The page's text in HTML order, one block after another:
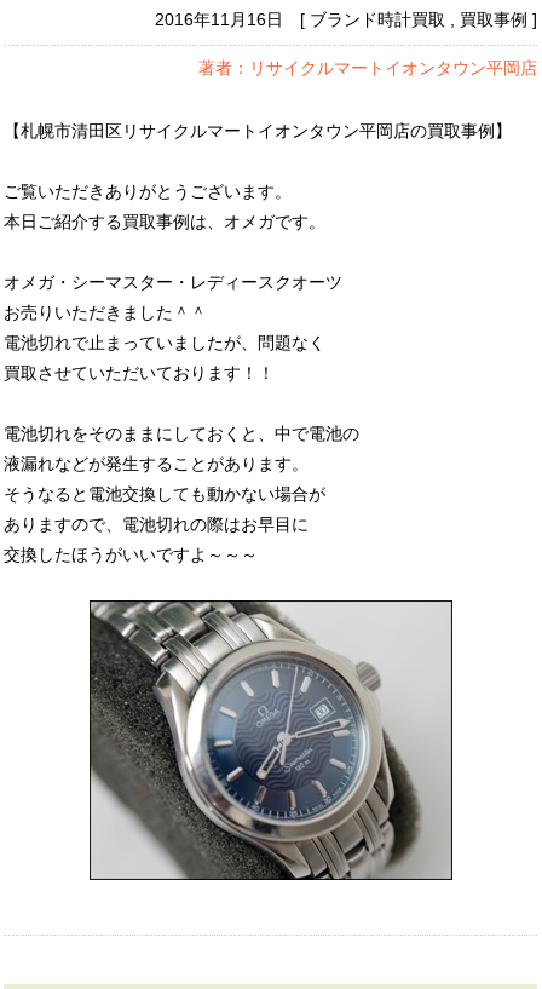
2016年11月16日 [ ブランド時計買取 , 買取事例 ]
著者：リサイクルマートイオンタウン平岡店
【札幌市清田区リサイクルマートイオンタウン平岡店の買取事例】
ご覧いただきありがとうございます。
本日ご紹介する買取事例は、オメガです。
オメガ・シーマスター・レディースクオーツ
お売りいただきました＾＾
電池切れで止まっていましたが、問題なく
買取させていただいております！！
電池切れをそのままにしておくと、中で電池の
液漏れなどが発生することがあります。
そうなると電池交換しても動かない場合が
ありますので、電池切れの際はお早目に
交換したほうがいいですよ～～～